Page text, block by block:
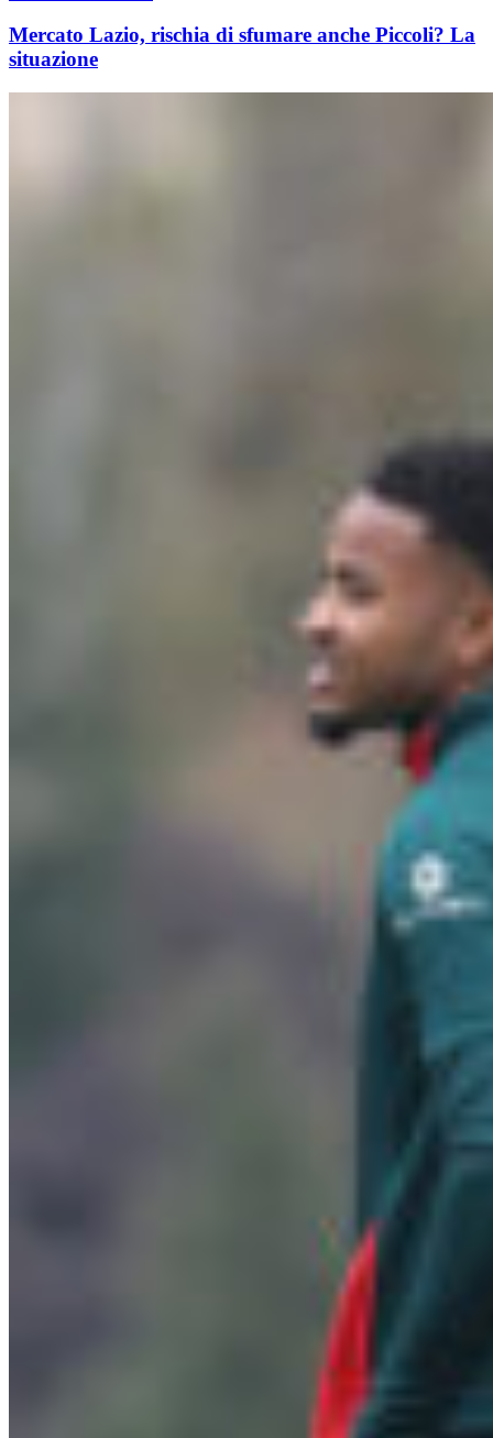
Mercato Lazio, rischia di sfumare anche Piccoli? La
situazione